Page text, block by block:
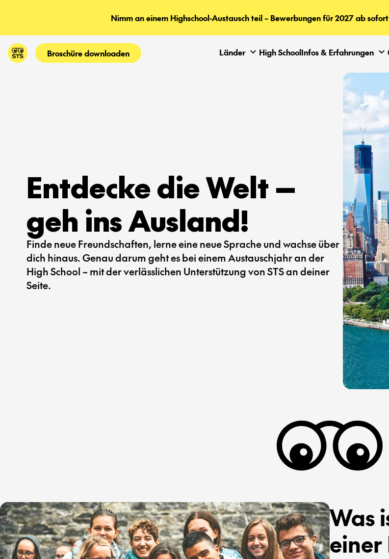
Nimm an einem Highschool-Austausch teil – Bewerbungen für 2027 ab
Broschüre downloaden Länder High SchoolInfos & Erfahrungen
Entdecke die Welt —
geh ins Ausland!
Finde neue Freundschaften, lerne eine neue Sprache und wachse über
dich hinaus. Genau darum geht es bei einem Austauschjahr an der
High School – mit der verlässlichen Unterstützung von STS an deiner
Seite.
Was
einer